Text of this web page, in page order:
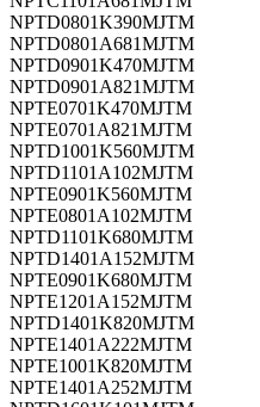
NPTD0801K390MJTM
NPTD0801A681MJTM
NPTD0901K470MJTM
NPTD0901A821MJTM
NPTE0701K470MJTM
NPTE0701A821MJTM
NPTD1001K560MJTM
NPTD1101A102MJTM
NPTE0901K560MJTM
NPTE0801A102MJTM
NPTD1101K680MJTM
NPTD1401A152MJTM
NPTE0901K680MJTM
NPTE1201A152MJTM
NPTD1401K820MJTM
NPTE1401A222MJTM
NPTE1001K820MJTM
NPTE1401A252MJTM